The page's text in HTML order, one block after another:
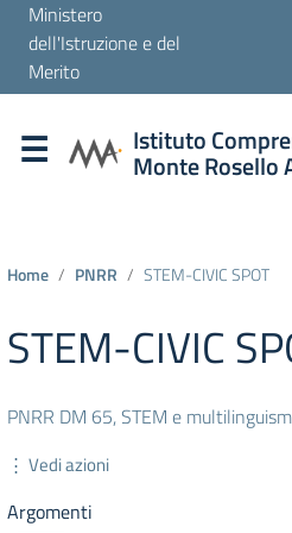
Ministero
dell'Istruzione e del
Merito
Istituto
Monte Rosello
Home PNRR STEM-CIVIC SPOT
STEM-CIVIC
PNRR DM 65, STEM e
⋮ Vedi azioni
Argomenti